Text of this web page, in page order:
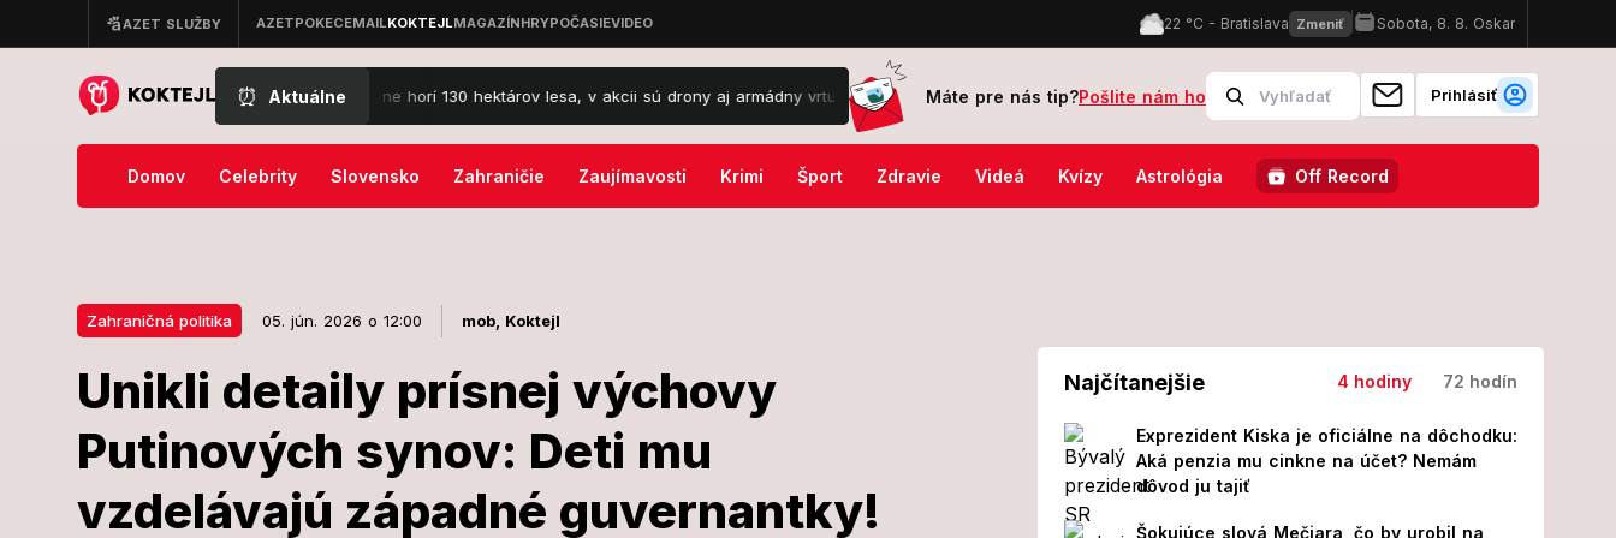
⏰ Aktuálne
nekončí ani v sobotu: Pri Trstíne horí 130 hektárov lesa, v akcii sú drony aj armádny vrtuľník Natalia Germani čelí po strašnej skúsenosti s vlakmi ostrej kritike: Slovákom posiela odkaz, ktorý budú
Máte pre nás tip?Pošlite nám ho Prihlásiť
Domov Celebrity Slovensko Zahraničie Zaujímavosti Krimi Šport Zdravie Videá Kvízy Astrológia Off Record
Zahraničná politika 05. jún. 2026 o 12:00 mob, Koktejl
Unikli detaily prísnej výchovy
Putinových synov: Deti mu
vzdelávajú západné guvernantky!
Zahraničná politika
Unikli detaily prísnej
Najčítanejšie 4 hodiny 72 hodín
Exprezident Kiska je oficiálne na dôchodku:
Aká penzia mu cinkne na účet? Nemám
dôvod ju tajiť
Šokujúce slová Mečiara, čo by urobil na